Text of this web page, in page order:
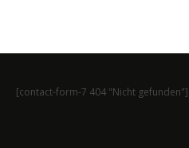
[contact-form-7 404 "Nicht gefunden"]